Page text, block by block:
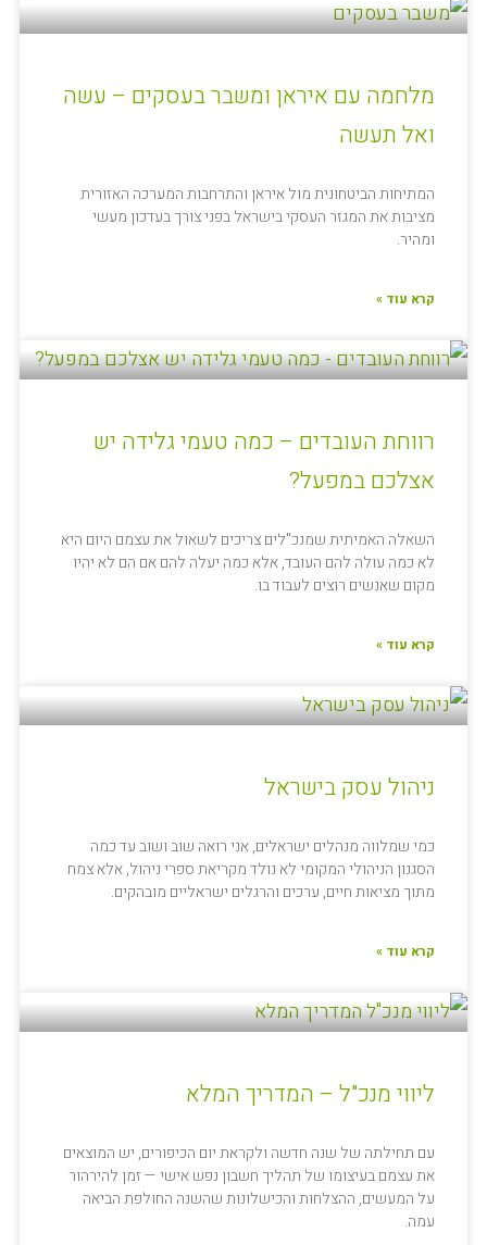
מלחמה עם איראן ומשבר בעסקים – עשה
ואל תעשה
המתיחות הביטחונית מול איראן והתרחבות המערכה האזורית
מציבות את המגזר העסקי בישראל בפני צורך בעדכון מעשי
ומהיר.
קרא עוד »
רווחת העובדים – כמה טעמי גלידה יש
אצלכם במפעל?
השאלה האמיתית שמנכ"לים צריכים לשאול את עצמם היום היא
לא כמה עולה להם העובד, אלא כמה יעלה להם אם הם לא יהיו
מקום שאנשים רוצים לעבוד בו.
קרא עוד »
ניהול עסק בישראל
כמי שמלווה מנהלים ישראלים, אני רואה שוב ושוב עד כמה
הסגנון הניהולי המקומי לא נולד מקריאת ספרי ניהול, אלא צמח
מתוך מציאות חיים, ערכים והרגלים ישראליים מובהקים.
קרא עוד »
ליווי מנכ"ל – המדריך המלא
עם תחילתה של שנה חדשה ולקראת יום הכיפורים, יש המוצאים
את עצמם בעיצומו של תהליך חשבון נפש אישי — זמן להירהור
על המעשים, ההצלחות והכישלונות שהשנה החולפת הביאה
עמה.